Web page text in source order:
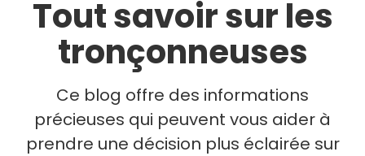
Tout savoir sur les
tronçonneuses
Ce blog offre des informations
précieuses qui peuvent vous aider à
prendre une décision plus éclairée sur